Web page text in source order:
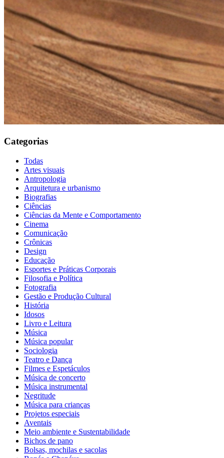
Categorias
Todas
Artes visuais
Antropologia
Arquitetura e urbanismo
Biografias
Ciências
Ciências da Mente e Comportamento
Cinema
Comunicação
Crônicas
Design
Educação
Esportes e Práticas Corporais
Filosofia e Política
Fotografia
Gestão e Produção Cultural
História
Idosos
Livro e Leitura
Música
Música popular
Sociologia
Teatro e Dança
Filmes e Espetáculos
Música de concerto
Música instrumental
Negritude
Música para crianças
Projetos especiais
Aventais
Meio ambiente e Sustentabilidade
Bichos de pano
Bolsas, mochilas e sacolas